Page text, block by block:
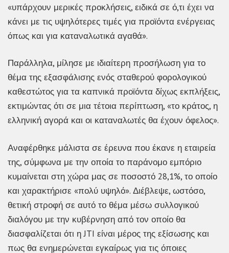
«υπάρχουν μερικές προκλήσεις, ειδικά σε ό,τι έχει να
κάνει με τις υψηλότερες τιμές για προϊόντα ενέργειας
όπως και για καταναλωτικά αγαθά».
Παράλληλα, μίλησε με ιδιαίτερη προσήλωση για το
θέμα της εξασφάλισης ενός σταθερού φορολογικού
καθεστώτος για τα καπνικά προϊόντα δίχως εκπλήξεις,
εκτιμώντας ότι σε μια τέτοια περίπτωση, «το κράτος, η
ελληνική αγορά και οι καταναλωτές θα έχουν όφελος».
Αναφέρθηκε μάλιστα σε έρευνα που έκανε η εταιρεία
της, σύμφωνα με την οποία το παράνομο εμπόριο
κυμαίνεται στη χώρα μας σε ποσοστό 28,1%, το οποίο
και χαρακτήρισε «πολύ υψηλό». Διέβλεψε, ωστόσο,
θετική στροφή σε αυτό το θέμα μέσω συλλογικού
διαλόγου με την κυβέρνηση από τον οποίο θα
διασφαλίζεται ότι η JTI είναι μέρος της εξίσωσης και
πως θα ενημερώνεται εγκαίρως για τις όποιες